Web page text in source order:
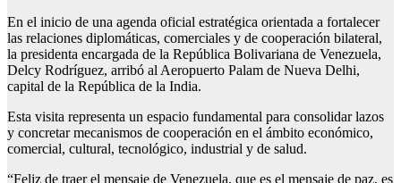
En el inicio de una agenda oficial estratégica orientada a fortalecer
las relaciones diplomáticas, comerciales y de cooperación bilateral,
la presidenta encargada de la República Bolivariana de Venezuela,
Delcy Rodríguez, arribó al Aeropuerto Palam de Nueva Delhi,
capital de la República de la India.
Esta visita representa un espacio fundamental para consolidar lazos
y concretar mecanismos de cooperación en el ámbito económico,
comercial, cultural, tecnológico, industrial y de salud.
“Feliz de traer el mensaje de Venezuela, que es el mensaje de paz, es